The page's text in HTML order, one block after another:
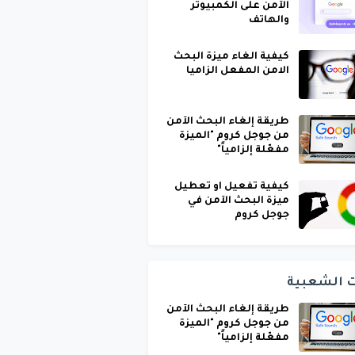
الآمن على الكمبيوتر
والهاتف
كيفية الغاء ميزة البحث
الامن المفعل الزاميا
طريقة إلغاء البحث الآمن
من جوجل كروم "الميزة
مفعّلة إلزامياً"
كيفية تفعيل او تعطيل
ميزة البحث الآمن في
جوجل كروم
الشعبية
طريقة إلغاء البحث الآمن
من جوجل كروم "الميزة
مفعّلة إلزامياً"